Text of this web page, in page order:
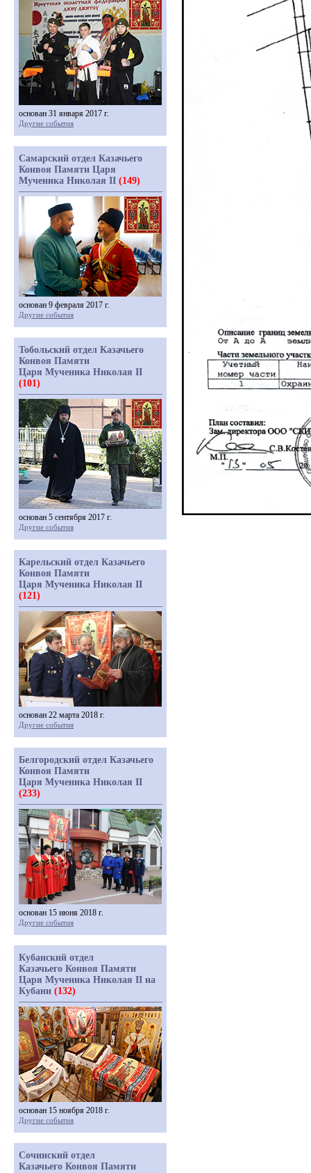
основан 31 января 2017 г.
Другие события
Самарский отдел Казачьего
Конвоя Памяти Царя
Мученика Николая II (149)
основан 9 февраля 2017 г.
Другие события
Тобольский отдел Казачьего
Конвоя Памяти
Царя Мученика Николая II
(101)
основан 5 сентября 2017 г.
Другие события
Карельский отдел Казачьего
Конвоя Памяти
Царя Мученика Николая II
(121)
основан 22 марта 2018 г.
Другие события
Белгородский отдел Казачьего
Конвоя Памяти
Царя Мученика Николая II
(233)
основан 15 июня 2018 г.
Другие события
Кубанский отдел
Казачьего Конвоя Памяти
Царя Мученика Николая II на
Кубани (132)
основан 15 ноября 2018 г.
Другие события
Сочинский отдел
Казачьего Конвоя Памяти